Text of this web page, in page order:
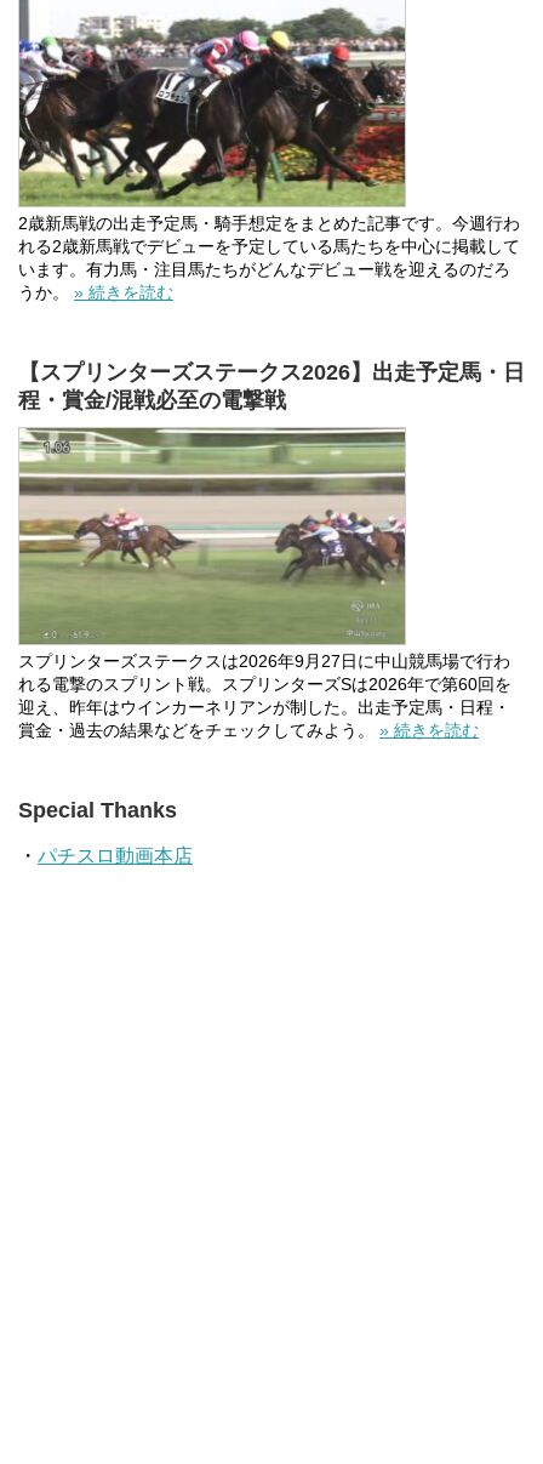
2歳新馬戦の出走予定馬・騎手想定をまとめた記事です。今週行わ
れる2歳新馬戦でデビューを予定している馬たちを中心に掲載して
います。有力馬・注目馬たちがどんなデビュー戦を迎えるのだろ
うか。 » 続きを読む
【スプリンターズステークス2026】出走予定馬・日
程・賞金/混戦必至の電撃戦
スプリンターズステークスは2026年9月27日に中山競馬場で行わ
れる電撃のスプリント戦。スプリンターズSは2026年で第60回を
迎え、昨年はウインカーネリアンが制した。出走予定馬・日程・
賞金・過去の結果などをチェックしてみよう。 » 続きを読む
Special Thanks
・ パチスロ動画本店